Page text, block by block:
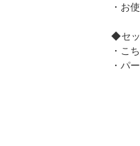
・お
◆セッ
・こ
・パ